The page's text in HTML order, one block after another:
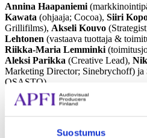
Suostumus
Annina Haapaniemi
Kawata (ohjaaja; Cocoa), Siiri
Grillifilms), Akseli Kouvo
Lehtonen (vastaava tuottaja &
Riikka-Maria Lemminki
Aleksi Parikka (Creative Lead),
Marketing Director; Sinebrychoff) ja
OSASTO).
Kilpailun Efekti ja animointi -sarjan